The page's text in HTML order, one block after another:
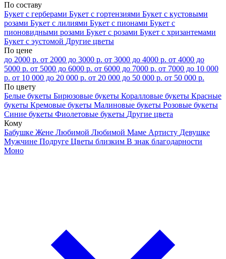
По составу
Букет с герберами Букет с гортензиями Букет с кустовыми
розами Букет с лилиями Букет с пионами Букет с
пионовидными розами Букет с розами Букет с хризантемами
Букет с эустомой Другие цветы
По цене
до 2000 р. от 2000 до 3000 р. от 3000 до 4000 р. от 4000 до
5000 р. от 5000 до 6000 р. от 6000 до 7000 р. от 7000 до 10 000
р. от 10 000 до 20 000 р. от 20 000 до 50 000 р. от 50 000 р.
По цвету
Белые букеты Бирюзовые букеты Коралловые букеты Красные
букеты Кремовые букеты Малиновые букеты Розовые букеты
Синие букеты Фиолетовые букеты Другие цвета
Кому
Бабушке Жене Любимой Любимой Маме Артисту Девушке
Мужчине Подруге Цветы близким В знак благодарности
Моно